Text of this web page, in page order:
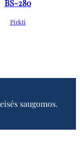
BS-280
Pirkti
saugomos.